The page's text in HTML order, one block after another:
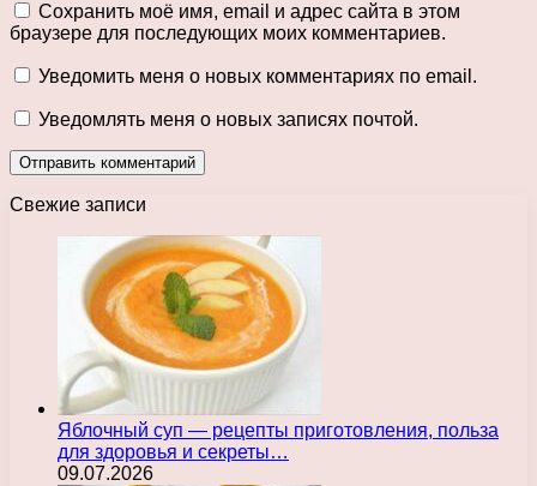
Сохранить моё имя, email и адрес сайта в этом
браузере для последующих моих комментариев.
Уведомить меня о новых комментариях по email.
Уведомлять меня о новых записях почтой.
Свежие записи
Яблочный суп — рецепты приготовления, польза
для здоровья и секреты…
09.07.2026